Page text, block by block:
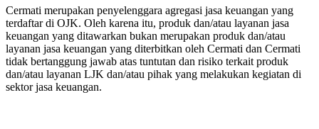
Cermati merupakan penyelenggara agregasi jasa keuangan yang
terdaftar di OJK. Oleh karena itu, produk dan/atau layanan jasa
keuangan yang ditawarkan bukan merupakan produk dan/atau
layanan jasa keuangan yang diterbitkan oleh Cermati dan Cermati
tidak bertanggung jawab atas tuntutan dan risiko terkait produk
dan/atau layanan LJK dan/atau pihak yang melakukan kegiatan di
sektor jasa keuangan.